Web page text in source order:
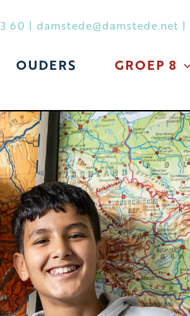
60 | damstede@damstede.net |
OUDERS GROEP 8